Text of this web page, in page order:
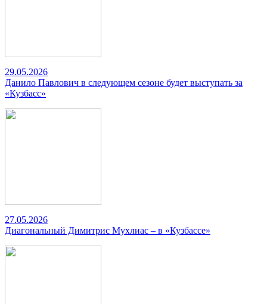
29.05.2026
Данило Павлович в следующем сезоне будет выступать за
«Кузбасс»
27.05.2026
Диагональный Димитрис Мухлиас – в «Кузбассе»